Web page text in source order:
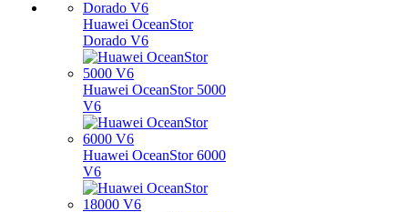
Huawei OceanStor
Dorado V6
Huawei OceanStor 5000
V6
Huawei OceanStor 6000
V6